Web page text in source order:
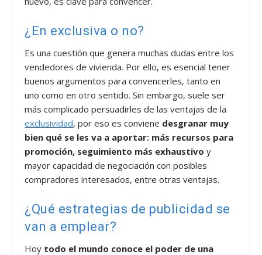
¿En exclusiva o no?
Es una cuestión que genera muchas dudas entre los
vendedores de vivienda. Por ello, es esencial tener
buenos argumentos para convencerles, tanto en
uno como en otro sentido. Sin embargo, suele ser
más complicado persuadirles de las ventajas de la
exclusividad, por eso es conviene desgranar muy
bien qué se les va a aportar: más recursos para
promoción, seguimiento más exhaustivoy
mayor capacidad de negociación con posibles
compradores interesados, entre otras ventajas.
¿Qué estrategias de publicidad se
van a emplear?
Hoy todo el mundo conoce el poder de una